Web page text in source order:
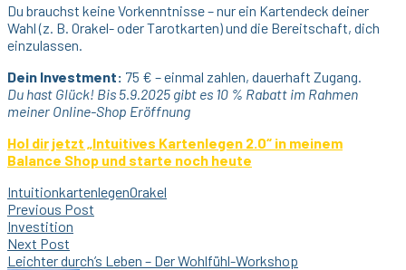
Du brauchst keine Vorkenntnisse – nur ein Kartendeck deiner
Wahl (z. B. Orakel- oder Tarotkarten) und die Bereitschaft, dich
einzulassen.
Dein Investment: 75 € – einmal zahlen, dauerhaft Zugang.
Du hast Glück! Bis 5.9.2025 gibt es 10 % Rabatt im Rahmen
meiner Online-Shop Eröffnung
Hol dir jetzt „Intuitives Kartenlegen 2.0“ in meinem
Balance Shop und starte noch heute
IntuitionkartenlegenOrakel
Beitragsnavigation
Previous Post
Investition
Next Post
Leichter durch’s Leben – Der Wohlfühl-Workshop